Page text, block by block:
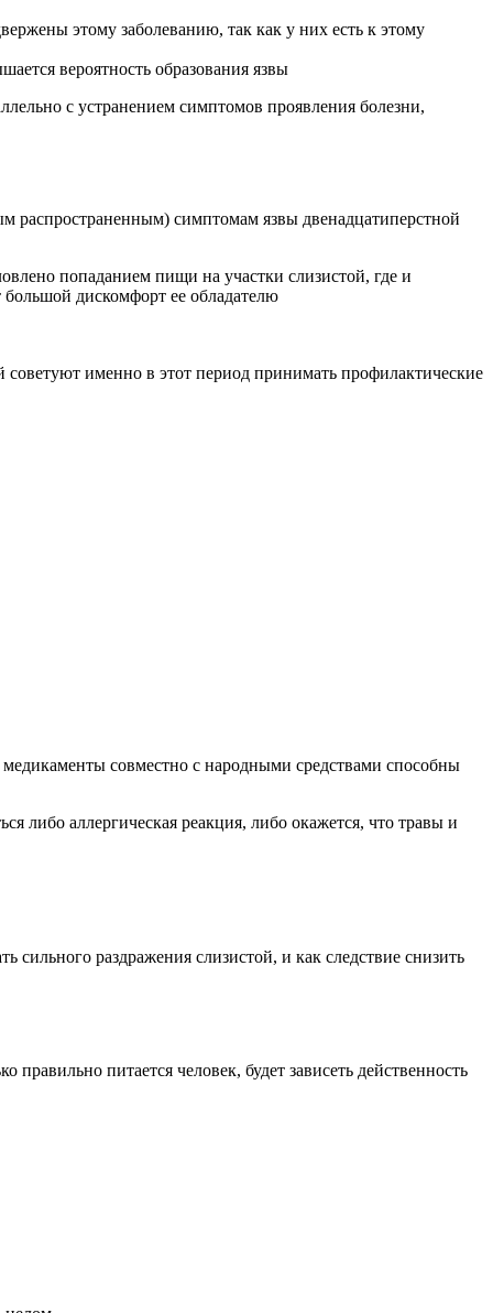
этому заболеванию, так как у них есть к этому
вероятность образования язвы
с устранением симптомов проявления болезни,
распространенным) симптомам язвы двенадцатиперстной
попаданием пищи на участки слизистой, где и
большой дискомфорт ее обладателю
именно в этот период принимать профилактические
медикаменты совместно с народными средствами способны
либо аллергическая реакция, либо окажется, что травы и
раздражения слизистой, и как следствие снизить
питается человек, будет зависеть действенность